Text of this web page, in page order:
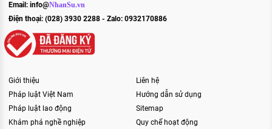
Email: info@NhanSu.vn
Điện thoại: (028) 3930 2288 - Zalo: 0932170886
Giới thiệu
Pháp luật Việt Nam
Pháp luật lao động
Khám phá nghề nghiệp
Liên hệ
Hướng dẫn sử dụng
Sitemap
Quy chế hoạt động